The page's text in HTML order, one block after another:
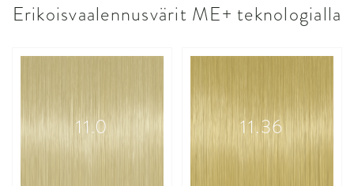
Erikoisvaalennusvärit ME+ teknologialla
11.0 11.36